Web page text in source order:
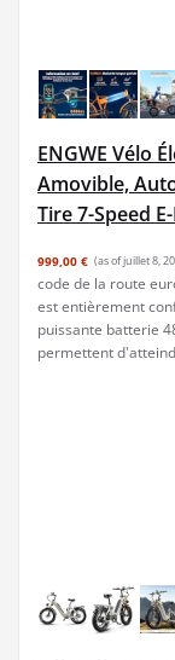
ENGWE Vélo
Amovible,
Tire 7-Speed
999,00 € (as of juillet 8,
code de la route
est entièrement
puissante batterie
permettent